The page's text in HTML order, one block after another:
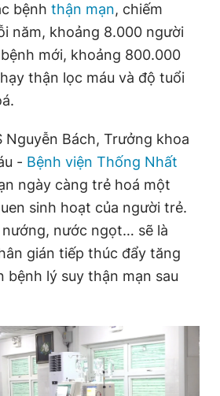
Liên hệ quảng cáo
0908 780 404
Toàn
trực: Hải Thành
Dũng
Việt Hưng
Trung
GP - BTTTT cấp ngày 24.3.2020
thuộc về Báo Thanh Niên. Cấm sao
nếu không có sự chấp thuận bằng văn
JSC.
bệnh thận mạn, chiếm
năm, khoảng 8.000 người
mới, khoảng 800.000
thận lọc máu và độ tuổi
Nguyễn Bách, Trưởng khoa
- Bệnh viện Thống Nhất
ngày càng trẻ hoá một
sinh hoạt của người trẻ.
nướng, nước ngọt… sẽ là
gián tiếp thúc đẩy tăng
bệnh lý suy thận mạn sau